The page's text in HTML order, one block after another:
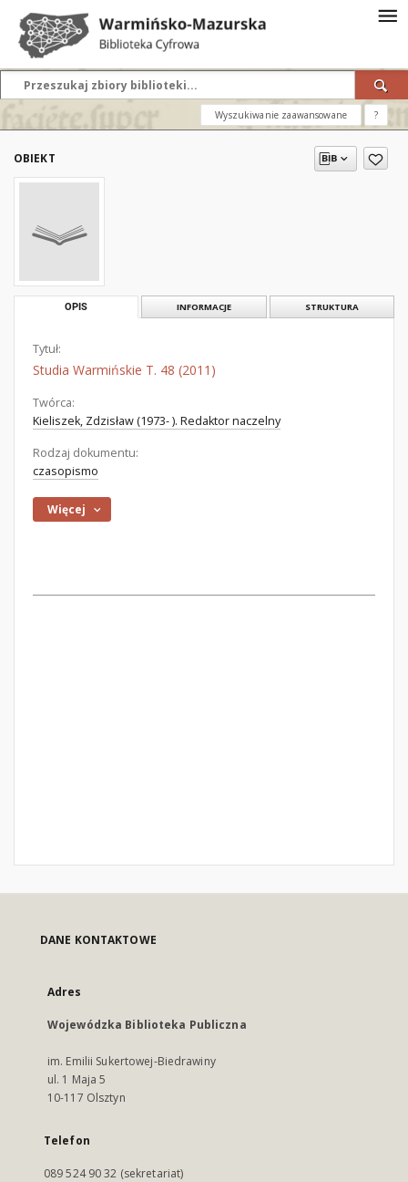
Wyszukiwanie zaawansowane ?
OBIEKT
OPIS INFORMACJE STRUKTURA
Tytuł:
Studia Warmińskie T. 48 (2011)
Twórca:
Kieliszek, Zdzisław (1973- ). Redaktor naczelny
Rodzaj dokumentu:
czasopismo
Więcej
DANE KONTAKTOWE
Adres
Wojewódzka Biblioteka Publiczna
im. Emilii Sukertowej-Biedrawiny
ul. 1 Maja 5
10-117 Olsztyn
Telefon
089 524 90 32 (sekretariat)